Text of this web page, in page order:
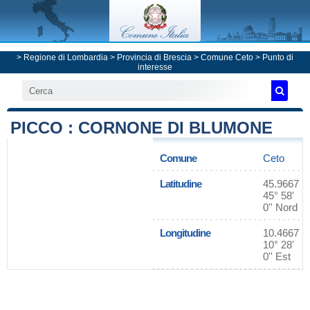
> Regione di Lombardia > Provincia di Brescia > Comune Ceto > Punto di
interesse
PICCO : CORNONE DI BLUMONE
Comune Ceto
Latitudine
45.9667
45° 58'
0'' Nord
Longitudine
10.4667
10° 28'
0'' Est